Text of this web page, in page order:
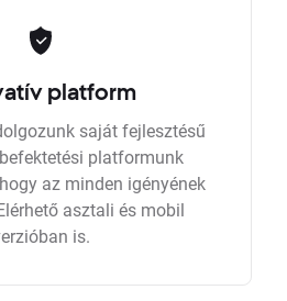
platform
saját fejlesztésű
platformunk
az minden igényének
asztali és mobil
is.